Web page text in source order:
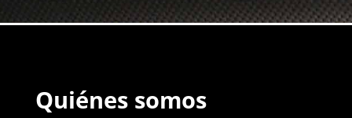
Quiénes somos